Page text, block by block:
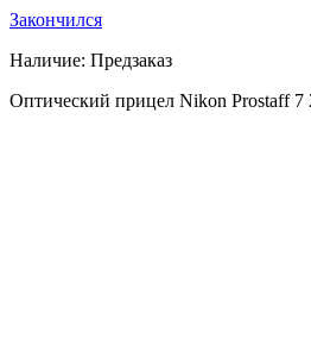
Закончился
Наличие: Предзаказ
Оптический прицел Nikon Prostaff 7